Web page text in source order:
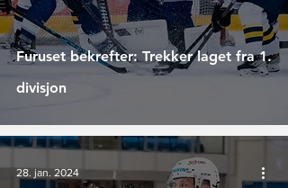
Furuset bekrefter: Trekker laget fra 1.
divisjon
28. jan. 2024